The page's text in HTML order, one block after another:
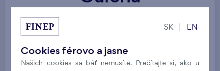
Všetky fotografie Vizualizácia projektu
Služby a vybavenie Okolitá príroda
SK EN
Cookies férovo a jasne
Našich cookies sa báť nemusíte. Prečítajte si, ako u